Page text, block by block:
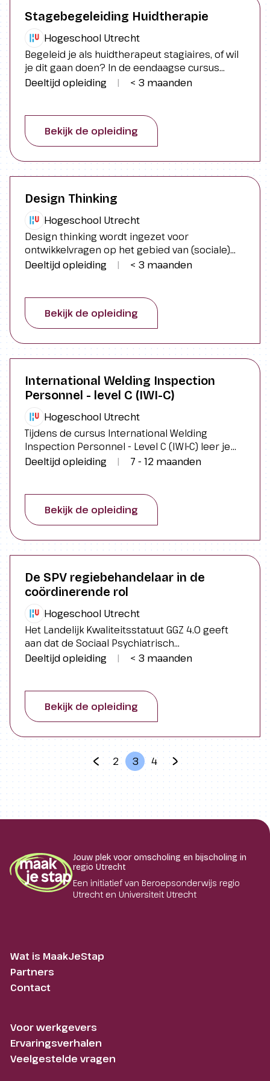
Stagebegeleiding Huidtherapie
Hogeschool Utrecht
Begeleid je als huidtherapeut stagiaires, of wil
je dit gaan doen? In de eendaagse cursus
Stagebegeleiding Huidtherapie van
Deeltijd opleiding | < 3 maanden
Bekijk de opleiding
Design Thinking
Hogeschool Utrecht
Design thinking wordt ingezet voor
ontwikkelvragen op het gebied van (sociale)
innovatie, duurzaamheid,
Projecten laten opbloeien met meer
creativiteit? Activeer dan je designersmindset
tijdens de training Design Thinking.
Deeltijd opleiding | < 3 maanden
Bekijk de opleiding
International Welding Inspection
Personnel - level C (IWI-C)
Hogeschool Utrecht
Tijdens de cursus International Welding
Inspection Personnel - Level C (IWI-C) leer je
alles over het onderzoeken, inspecteren en
voorbereiding tot afronding, inclusief het
correct rapporteren van de resultaten.
Deeltijd opleiding | 7 - 12 maanden
Bekijk de opleiding
De SPV regiebehandelaar in de
coördinerende rol
Hogeschool Utrecht
Het Landelijk Kwaliteitsstatuut GGZ 4.0 geeft
aan dat de Sociaal Psychiatrisch
Verpleegkundige (SPV) regiebehandelaar in de
werkzaam bent? Hoe pak jij deze rol op, wat
betekent dit in de samenwerking met
collega&rsquo;s en ketenpartners, en wat heb
je daarbij van wie nodig?
Deeltijd opleiding | < 3 maanden
Bekijk de opleiding
2 3 4
Jouw plek voor omscholing en bijscholing in
regio Utrecht
Een initiatief van Beroepsonderwijs regio
Utrecht en Universiteit Utrecht
Wat is MaakJeStap
Partners
Contact
Voor werkgevers
Ervaringsverhalen
Veelgestelde vragen